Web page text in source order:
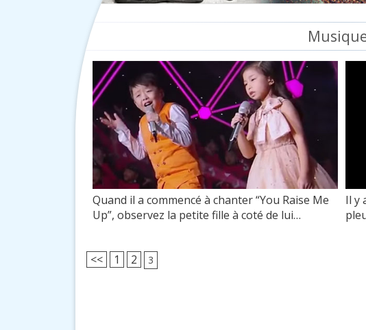
Quand il a commencé à chanter “You Raise Me
Up”, observez la petite fille à coté de lui…
Il y
<< 1 2 3